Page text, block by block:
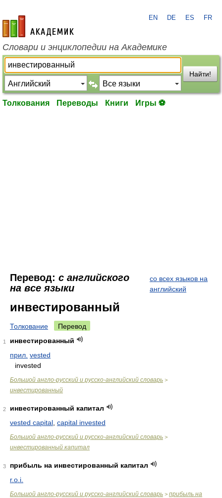
academic.ru
EN DE ES FR
Словари и энциклопедии на Академике
Найти!
Толкования Переводы Книги Игры ⚽
Перевод: с английского
на все языки
со всех языков на
английский
инвестированный
Толкование Перевод
1
инвестированный
прил. vested
invested
Большой англо-русский и русско-английский словарь >
инвестированный
2
инвестированный капитал
vested capital capital invested
Большой англо-русский и русско-английский словарь >
инвестированный капитал
3
прибыль на инвестированный капитал
r.o.i.
Большой англо-русский и русско-английский словарь > прибыль на